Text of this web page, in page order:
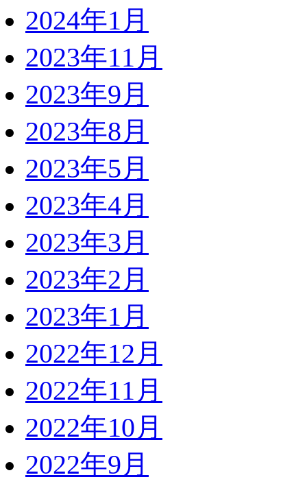
2024年1月
2023年11月
2023年9月
2023年8月
2023年5月
2023年4月
2023年3月
2023年2月
2023年1月
2022年12月
2022年11月
2022年10月
2022年9月